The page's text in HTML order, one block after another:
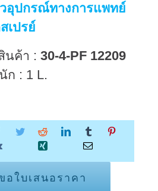
อุปกรณ์ทางการแพทย์
เปรย์
นค้า :30-4-PF 12209
ก : 1 L.
อใบเสนอราคา